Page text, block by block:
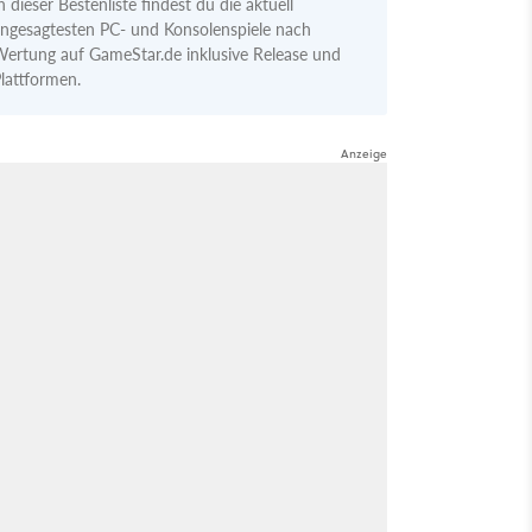
PC- und Konsolenspiele nach
auf GameStar.de inklusive Release und